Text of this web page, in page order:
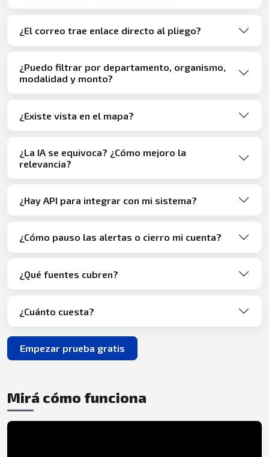
¿El correo trae enlace directo al pliego?
¿Puedo filtrar por departamento, organismo,
modalidad y monto?
¿Existe vista en el mapa?
¿La IA se equivoca? ¿Cómo mejoro la
relevancia?
¿Hay API para integrar con mi sistema?
¿Cómo pauso las alertas o cierro mi cuenta?
¿Qué fuentes cubren?
¿Cuánto cuesta?
Empezar prueba gratis
Mirá cómo funciona